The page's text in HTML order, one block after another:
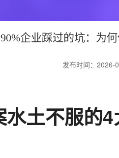
90%企业踩过的坑：为
发布时间：